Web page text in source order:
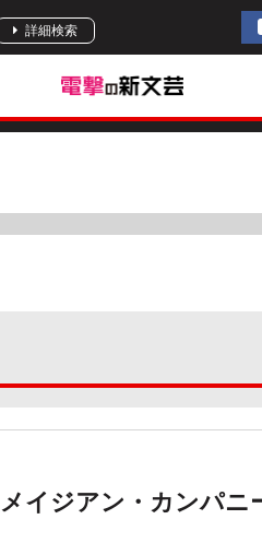
詳細検索
イジアン・カンパニ